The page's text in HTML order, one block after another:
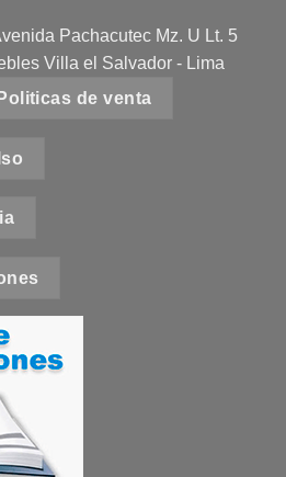
Pachacutec Mz. U Lt. 5
Villa el Salvador - Lima
Politicas de venta